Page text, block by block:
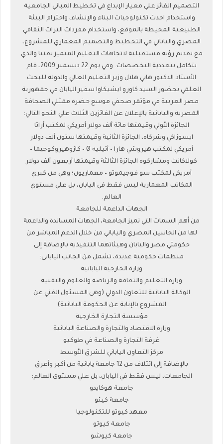
التصميم الفائز علي معيار الإبداع في تخطيط المباني الجامعية
واستخدام احدث تكنولوجيات البناء والإنشاء، واحترام البيئة
الطبيعية المحيطة بالموقع، واستخدام مفردات التراث الثقافي
المصري والياباني في التخطيط والتصميم المعماري للمشروع،
مع تقديم رؤية مستقبلية لاتجاهات التعليم المتميز تقنيا والذي
يتكامل بتعددية التخصصات. وفي يوم 22 ديسمبر 2009، قام
الأستاذ الدكتور هاني هلال وزير التعليم العالي والدولة للبحث
العلمي بحضور السيد كاورو ايشيكاوا سفير اليابان في جمهورية
مصر العربية في مؤتمر صحفي موسع حضره ممثلي الصحافة
المصرية واليابانية بالإعلان عن الفائزين الثلاث علي النحو التالي:
الجائزة الأولي وقيمتها مائة ألف دولار أمريكي لمكتب آراتا
ايسوزاكي وشركاه، الجائزة الثانية وقيمتها ستون ألف دولار
أمريكي لمكتب هيروشي هارا – أتيليه Ø – كازوهيروكوجيما –
كولاكانث ومشاركوه الجائزة الثالثة وقيمتها أربعون ألف دولار
أمريكي لمكتب سو فوجيموتو – معماريون؛ وهي من كبري
المكاتب المعمارية ليس فقط في اليابان، بل علي مستوي
العالم.
الجهات الداعمة للجامعة
من أهم السمات التي تميز الجامعة، الجهات المساندة والداعمة
لها من الجانبين المصري والياباني من خلال الدعم المباشر من
حكومتي مصر واليابان وهيئاتهما التنفيذية بالإضافة إلى
منظمات حكومية عديدة، تشمل من الجانب اليابانى:
وزارة الخارجية اليابانية
وزارة التعليم والثقافة والرياضة والعلوم والتقنية
الوكالة اليابانية للتعاون الدولي (وهى المسئول الفني عن
المشروع بالإنابة عن الحكومة اليابانية)
مؤسسة التجارة الخارجية
وزارة الاقتصاد والتجارة والصناعة اليابانية
غرفة التجارة والصناعة في طوكيو
مركز التعاون الياباني للشرق الأوسط
بالإضافة إلى ائتلاف من 12 جامعة يابانية من أكبر وأعرق
الجامعات، ليس فقط في اليابان، بل علي مستوى العالم:
جامعة هوكايدو
جامعة كيئو
معهد كيوتو للتكنولوجيا
جامعة كيوتو
جامعة كيوشو